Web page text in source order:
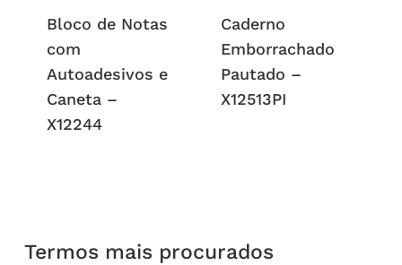
Bloco de Notas
com
Autoadesivos e
Caneta –
X12244
Caderno
Emborrachado
Pautado –
X12513PI
Termos mais procurados